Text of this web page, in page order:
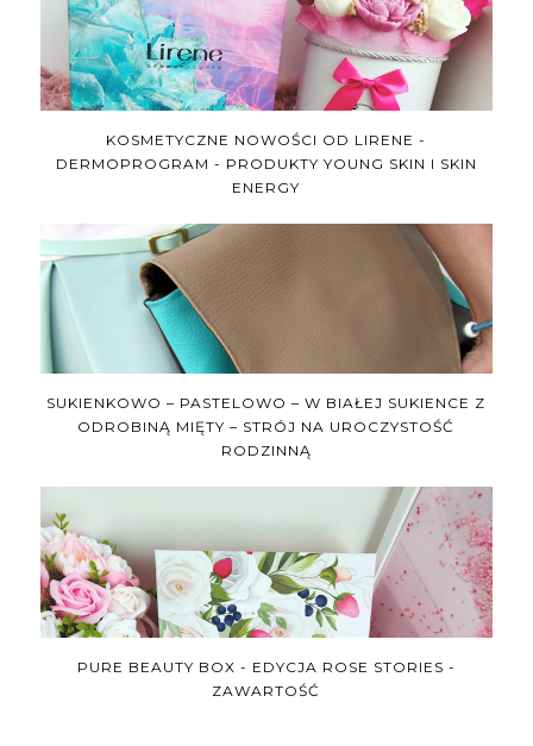
KOSMETYCZNE NOWOŚCI OD LIRENE -
DERMOPROGRAM - PRODUKTY YOUNG SKIN I SKIN
ENERGY
SUKIENKOWO – PASTELOWO – W BIAŁEJ SUKIENCE Z
ODROBINĄ MIĘTY – STRÓJ NA UROCZYSTOŚĆ
RODZINNĄ
PURE BEAUTY BOX - EDYCJA ROSE STORIES -
ZAWARTOŚĆ